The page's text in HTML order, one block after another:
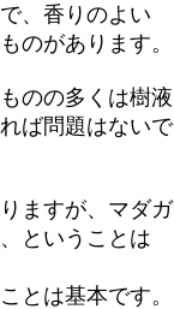
、香りのよい
のがあります。
のの多くは樹液
ば問題はないで
ますが、マダガ
ということは
とは基本です。